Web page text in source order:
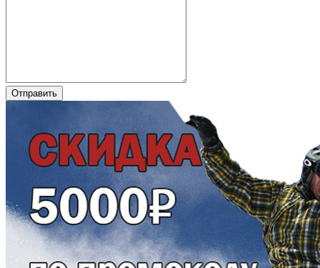
Отправить